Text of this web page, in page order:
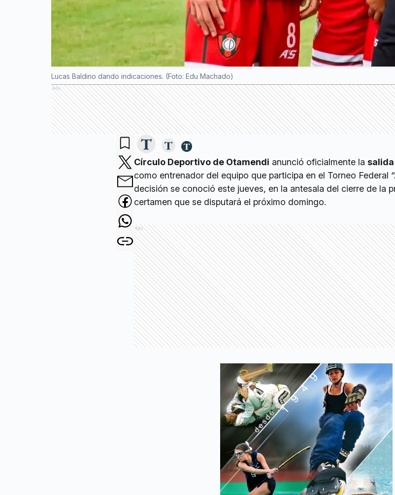
Lucas Baldino dando indicaciones. (Foto: Edu Machado)
Ads
Círculo Deportivo de Otamendi anunció oficialmente la
como entrenador del equipo que participa en el Torneo Federal
decisión se conoció este jueves, en la antesala del cierre de la
certamen que se disputará el próximo domingo.
Ads